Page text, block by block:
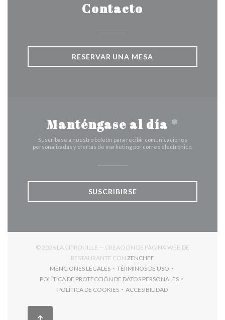
Contacto
RESERVAR UNA MESA
Manténgase al día *
Suscríbase a nuestro boletín para recibir comunicaciones
personalizadas y ofertas de marketing por correo electrónico.
SUSCRIBIRSE
© 2026 LA CITROUILLE — CREACIÓN DE PÁGINA WEB DE
RESTAURANTE CON ZENCHEF
MENCIONES LEGALES
((ABRE EN UNA NUEVA VENTANA))
TÉRMINOS DE USO
((ABRE EN UNA NUEVA
POLÍTICA DE PROTECCIÓN DE DATOS PERSONALES
((ABRE EN UNA NUEVA VENTANA))
POLÍTICA DE COOKIES
((ABRE EN UNA NUEVA VENTANA))
ACCESIBILIDAD
((ABRE EN UNA NUEVA